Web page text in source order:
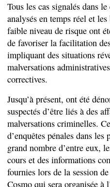
Tous les cas signalés dans
analysés en temps réel et
faible niveau de risque ont
de favoriser la facilitation
impliquant des situations
malversations
correctives.
Jusqu’à présent, ont été
suspectés d’être liés à des
malversations criminelles.
d’enquêtes pénales dans les
grand nombre d’entre eux,
cours et des informations
fournies lors de la session
Cosmo qui sera organisée à